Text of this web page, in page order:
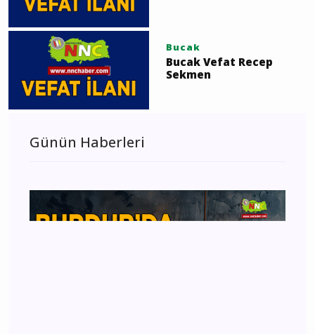
Bucak
Bucak Vefat Recep
Sekmen
Günün Haberleri